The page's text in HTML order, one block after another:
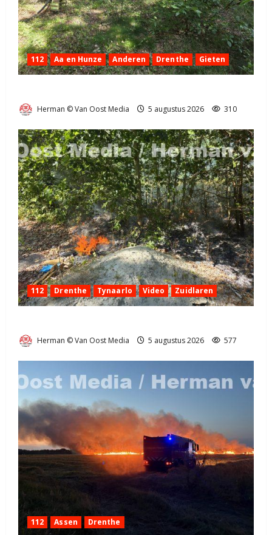
112 Aa en Hunze Anderen Drenthe Gieten
Herman © Van Oost Media 5 augustus 2026 310
112 Drenthe Tynaarlo Video Zuidlaren
Herman © Van Oost Media 5 augustus 2026 577
112 Assen Drenthe